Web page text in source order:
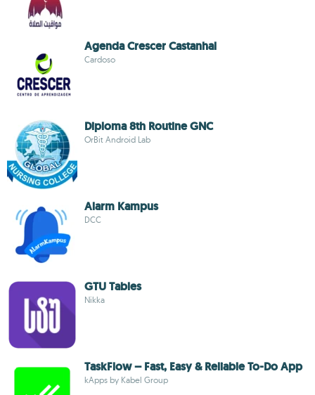
Agenda Crescer Castanhal
Cardoso
Diploma 8th Routine GNC
OrBit Android Lab
Alarm Kampus
DCC
GTU Tables
Nikka
TaskFlow – Fast, Easy & Reliable To-Do App
kApps by Kabel Group